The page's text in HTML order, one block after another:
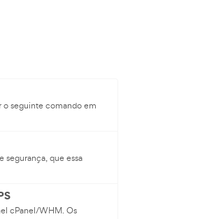
o seguinte comando em
segurança, que essa
cPanel/WHM. Os